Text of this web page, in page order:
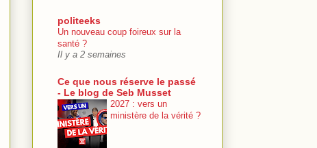
politeeks
Un nouveau coup foireux sur la
santé ?
Il y a 2 semaines
Ce que nous réserve le passé
- Le blog de Seb Musset
2027 : vers un
ministère de la vérité ?